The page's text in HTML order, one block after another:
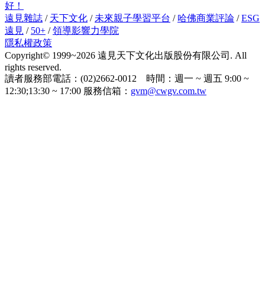
好！
遠見雜誌 / 天下文化 / 未來親子學習平台 / 哈佛商業評論 /ESG
遠見 / 50+ /領導影響力學院
隱私權政策
Copyright© 1999~2026 遠見天下文化出版股份有限公司. All
rights reserved.
讀者服務部電話：(02)2662-0012 時間：週一 ~ 週五 9:00 ~
12:30;13:30 ~ 17:00 服務信箱： gvm@cwgv.com.tw